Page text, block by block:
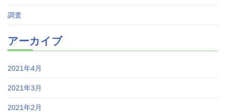
調査
アーカイブ
2021年4月
2021年3月
2021年2月